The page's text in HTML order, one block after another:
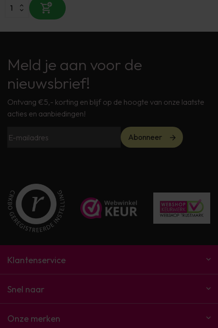
Meld je aan voor de
nieuwsbrief!
Ontvang €5,- korting en blijf op de hoogte van onze laatste
acties en aanbiedingen!
Abonneer
Klantenservice
Snel naar
Onze merken